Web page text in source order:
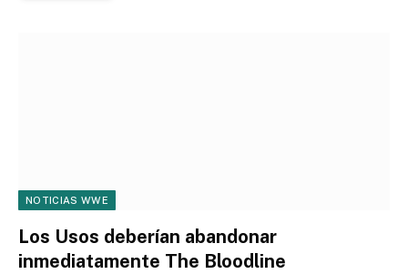
NOTICIAS WWE
Los Usos deberían abandonar
inmediatamente The Bloodline